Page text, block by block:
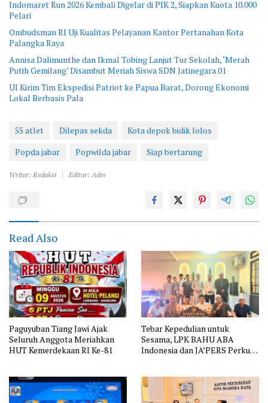
Indomaret Run 2026 Kembali Digelar di PIK 2, Siapkan Kuota 10.000
Pelari
Ombudsman RI Uji Kualitas Pelayanan Kantor Pertanahan Kota
Palangka Raya
Annisa Dalimunthe dan Ikmal Tobing Lanjut Tur Sekolah, ‘Merah
Putih Gemilang’ Disambut Meriah Siswa SDN Jatinegara 01
UI Kirim Tim Ekspedisi Patriot ke Papua Barat, Dorong Ekonomi
Lokal Berbasis Pala
55 atlet Dilepas sekda
Kota depok bidik lolos
Popda jabar
Popwilda jabar Siap bertarung
Writer: Redaksi Editor: Adm
Read Also
Paguyuban Tiang Jawi Ajak
Seluruh Anggota Meriahkan
HUT Kemerdekaan RI Ke-81
Tebar Kepedulian untuk
Sesama, LPK BAHU ABA
Indonesia dan JA’PERS Perkuat